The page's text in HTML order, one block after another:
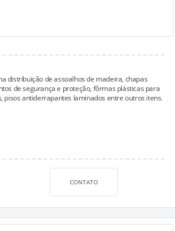
distribuição de assoalhos de madeira, chapas
de segurança e proteção, fôrmas plásticas para
pisos antiderrapantes laminados entre outros itens.
CONTATO